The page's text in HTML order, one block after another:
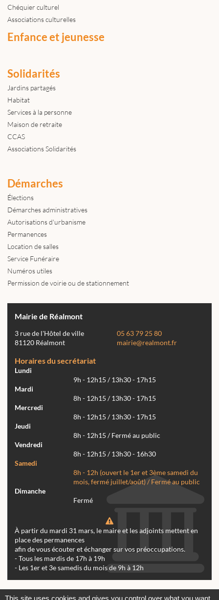
Chéquier culturel
Associations culturelles
Enfance et jeunesse
Solidarités
Jardins partagés
Habitat
Services à la personne
Maison de retraite
CCAS
Associations Solidarités
Démarches
Élections
Démarches administratives
Autorisations d'urbanisme
Permanences
Location de salles
Service Funéraire
Numéros utiles
Permission de voirie ou de stationnement
Mairie de Réalmont
3 rue de l'Hôtel de ville
81120 Réalmont
05 63 79 25 80
mairie@realmont.fr
Horaires du secrétariat
Lundi
9h - 12h15 / 13h30 - 17h15
Mardi
8h - 12h15 / 13h30 - 17h15
Mercredi
8h - 12h15 / 13h30 - 17h15
Jeudi
8h - 12h15 / Fermé au public
Vendredi
8h - 12h15 / 13h30 - 16h30
Samedi
8h - 12h (ouvert le 1er et 3ème samedi du
mois, fermé juillet/août) / Fermé au public
Dimanche
Fermé
À partir du mardi 31 mars, le maire et les adjoints mettent en
place des permanences
afin de vous écouter et échanger sur vos préoccupations.
- Tous les mardis de 17h à 19h
- Les 1er et 3e samedis du mois de 9h à 12h
This site uses cookies and gives you control over what you want